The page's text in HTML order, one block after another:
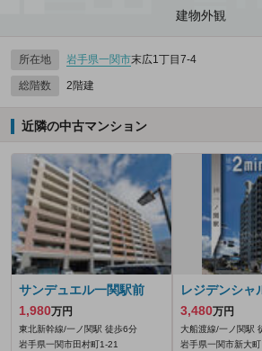
建物外観
所在地 岩手県一関市末広1丁目7-4
総階数 2階建
近隣の中古マンション
サンデュエル一関駅前
1,980万円
東北新幹線/一ノ関駅 徒歩6分
岩手県一関市田村町1-21
レジデンシャ
3,480万円
大船渡線/一ノ関駅
岩手県一関市新大町